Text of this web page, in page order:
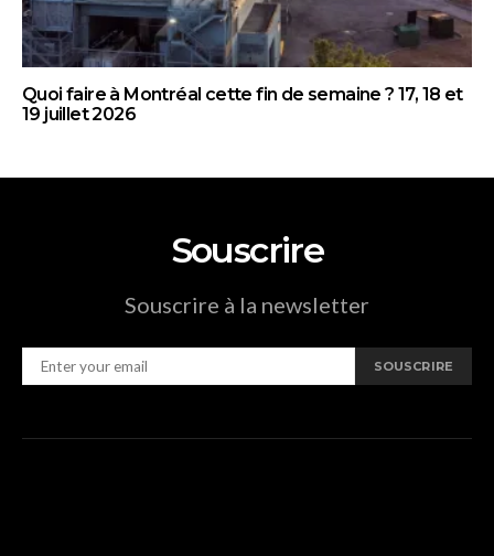
Quoi faire à Montréal cette fin de semaine ? 17, 18 et
19 juillet 2026
Souscrire
Souscrire à la newsletter
SOUSCRIRE